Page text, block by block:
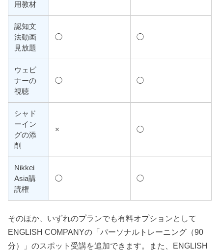
用教材
認知文
法動画
見放題
◯ ◯
ウェビ
ナーの
視聴
◯ ◯
シャド
ーイン
グの添
削
× ◯
Nikkei
Asia購
読権
◯ ◯
そのほか、いずれのプランでも有料オプションとして
ENGLISH COMPANYの「パーソナルトレーニング（90
分）」のスポット受講を追加できます。また、ENGLISH